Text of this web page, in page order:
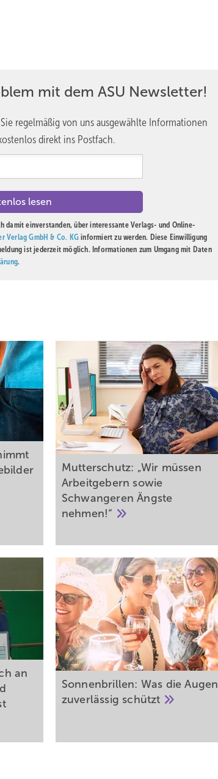
mit dem ASU Newsletter!
regelmäßig von uns ausgewählte Informationen
direkt ins Postfach.
damit einverstanden, über interessante Verlags- und Online-
Verlag GmbH & Co. KGinformiert zu werden. Diese Einwilligung
ist jederzeit möglich. Informationen zum Umgang mit Daten
.
Mutterschutz: „Wir müssen
Arbeitgebern sowie
Schwangeren Ängste
nehmen!“
an
Sonnenbrillen: Was die Augen
zuverlässig schützt